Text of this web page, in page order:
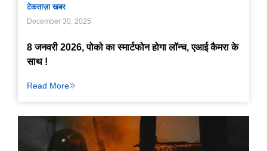
टेकताज़ा खबर
December 30, 2025
8 जनवरी 2026, पोको का स्मार्टफोन होगा लॉन्च, एआई कैमरा के
साथ !
Read More